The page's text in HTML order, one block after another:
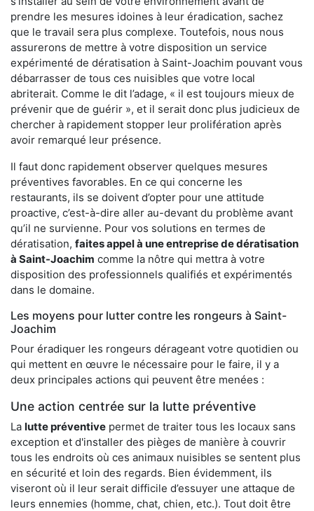
prendre les mesures idoines à leur éradication, sachez
que le travail sera plus complexe. Toutefois, nous nous
assurerons de mettre à votre disposition un service
expérimenté de dératisation à Saint-Joachim pouvant vous
débarrasser de tous ces nuisibles que votre local
abriterait. Comme le dit l’adage, « il est toujours mieux de
prévenir que de guérir », et il serait donc plus judicieux de
chercher à rapidement stopper leur prolifération après
avoir remarqué leur présence.
Il faut donc rapidement observer quelques mesures
préventives favorables. En ce qui concerne les
restaurants, ils se doivent d’opter pour une attitude
proactive, c’est-à-dire aller au-devant du problème avant
qu’il ne survienne. Pour vos solutions en termes de
dératisation, faites appel à une entreprise de dératisation
à Saint-Joachim comme la nôtre qui mettra à votre
disposition des professionnels qualifiés et expérimentés
dans le domaine.
Les moyens pour lutter contre les rongeurs à Saint-
Joachim
Pour éradiquer les rongeurs dérageant votre quotidien ou
qui mettent en œuvre le nécessaire pour le faire, il y a
deux principales actions qui peuvent être menées :
Une action centrée sur la lutte préventive
La lutte préventive permet de traiter tous les locaux sans
exception et d'installer des pièges de manière à couvrir
tous les endroits où ces animaux nuisibles se sentent plus
en sécurité et loin des regards. Bien évidemment, ils
viseront où il leur serait difficile d’essuyer une attaque de
leurs ennemies (homme, chat, chien, etc.). Tout doit être